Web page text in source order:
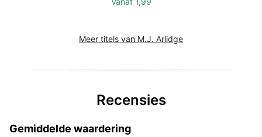
Meer titels van M.J. Arlidge
Recensies
Gemiddelde waardering